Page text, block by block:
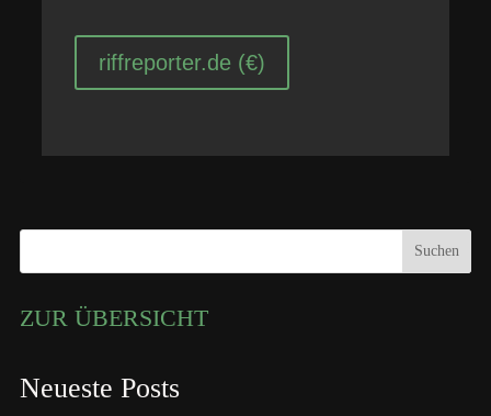
riffreporter.de (€)
Suchen
ZUR ÜBERSICHT
Neueste Posts